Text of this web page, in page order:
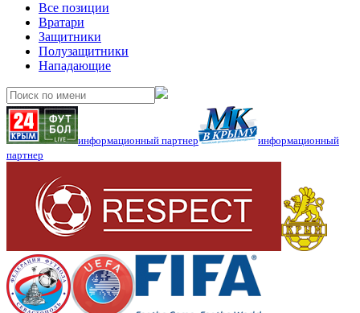
Все позиции
Вратари
Защитники
Полузащитники
Нападающие
информационный партнер
информационный
партнер